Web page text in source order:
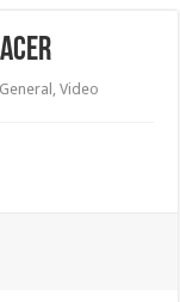
General ,Video